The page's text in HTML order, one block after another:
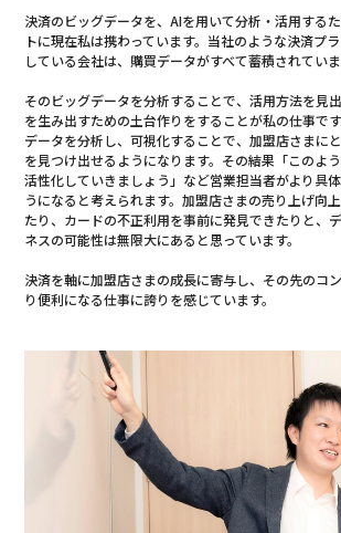
決済のビッグデータを、AIを用いて分析・活用する
トに現在私は携わっています。当社のような決済プ
している会社は、購買データがすべて蓄積されていま
そのビッグデータを分析することで、活用方法を見
を生み出すための土台作りをすることが私の仕事で
データを分析し、可視化することで、加盟店さまに
を見つけ出せるようになります。その結果「このよ
活性化していきましょう」など営業担当者がより具
うになると考えられます。加盟店さまの売り上げ向
たり、カードの不正利用を事前に発見できたりと、
ネスの可能性は無限大にあると思っています。
決済を軸に加盟店さまの成長に寄与し、その先のコ
り便利になる仕事に誇りを感じています。